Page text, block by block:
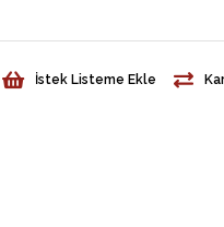
İstek Listeme Ekle